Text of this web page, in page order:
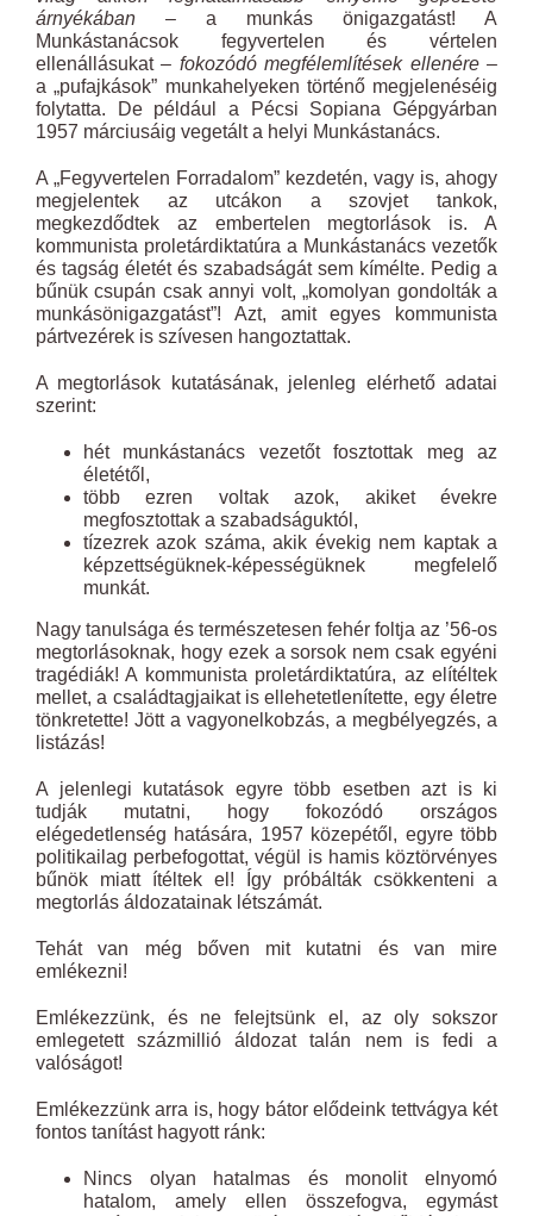
árnyékában – a munkás önigazgatást! A
Munkástanácsok fegyvertelen és vértelen
ellenállásukat– fokozódó megfélemlítések ellenére –
a „pufajkások” munkahelyeken történő megjelenéséig
folytatta. De például a Pécsi Sopiana Gépgyárban
1957 márciusáig vegetált a helyi Munkástanács.
A „Fegyvertelen Forradalom” kezdetén, vagy is, ahogy
megjelentek az utcákon a szovjet tankok,
megkezdődtek az embertelen megtorlások is. A
kommunista proletárdiktatúra a Munkástanács vezetők
és tagság életét és szabadságát sem kímélte. Pedig a
bűnük csupán csak annyi volt, „komolyan gondolták a
munkásönigazgatást”! Azt, amit egyes kommunista
pártvezérek is szívesen hangoztattak.
A megtorlások kutatásának, jelenleg elérhető adatai
szerint:
hét munkástanács vezetőt fosztottak meg az
életétől,
több ezren voltak azok, akiket évekre
megfosztottak a szabadságuktól,
tízezrek azok száma, akik évekig nem kaptak a
képzettségüknek-képességüknek megfelelő
munkát.
Nagy tanulsága és természetesen fehér foltja az ’56-os
megtorlásoknak, hogy ezek a sorsok nem csak egyéni
tragédiák! A kommunista proletárdiktatúra, az elítéltek
mellet, a családtagjaikat is ellehetetlenítette, egy életre
tönkretette! Jött a vagyonelkobzás, a megbélyegzés, a
listázás!
A jelenlegi kutatások egyre több esetben azt is ki
tudják mutatni, hogy fokozódó országos
elégedetlenség hatására, 1957 közepétől, egyre több
politikailag perbefogottat, végül is hamis köztörvényes
bűnök miatt ítéltek el! Így próbálták csökkenteni a
megtorlás áldozatainak létszámát.
Tehát van még bőven mit kutatni és van mire
emlékezni!
Emlékezzünk, és ne felejtsünk el, az oly sokszor
emlegetett százmillió áldozat talán nem is fedi a
valóságot!
Emlékezzünk arra is, hogy bátor elődeink tettvágya két
fontos tanítást hagyott ránk:
Nincs olyan hatalmas és monolit elnyomó
hatalom, amely ellen összefogva, egymást